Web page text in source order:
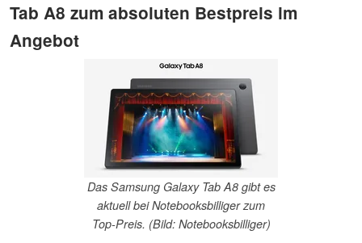
Tab A8 zum absoluten Bestpreis im
Angebot
Das Samsung Galaxy Tab A8 gibt es
aktuell bei Notebooksbilliger zum
Top-Preis. (Bild: Notebooksbilliger)